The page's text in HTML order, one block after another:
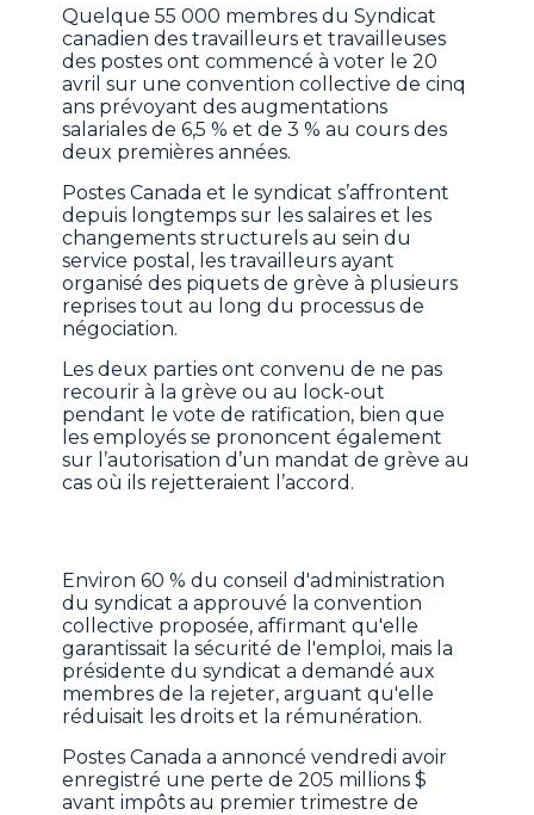
Quelque 55 000 membres du Syndicat
canadien des travailleurs et travailleuses
des postes ont commencé à voter le 20
avril sur une convention collective de cinq
ans prévoyant des augmentations
salariales de 6,5 % et de 3 % au cours des
deux premières années.
Postes Canada et le syndicat s’affrontent
depuis longtemps sur les salaires et les
changements structurels au sein du
service postal, les travailleurs ayant
organisé des piquets de grève à plusieurs
reprises tout au long du processus de
négociation.
Les deux parties ont convenu de ne pas
recourir à la grève ou au lock-out
pendant le vote de ratification, bien que
les employés se prononcent également
sur l’autorisation d’un mandat de grève au
cas où ils rejetteraient l’accord.
Environ 60 % du conseil d'administration
du syndicat a approuvé la convention
collective proposée, affirmant qu'elle
garantissait la sécurité de l'emploi, mais la
présidente du syndicat a demandé aux
membres de la rejeter, arguant qu'elle
réduisait les droits et la rémunération.
Postes Canada a annoncé vendredi avoir
enregistré une perte de 205 millions $
avant impôts au premier trimestre de